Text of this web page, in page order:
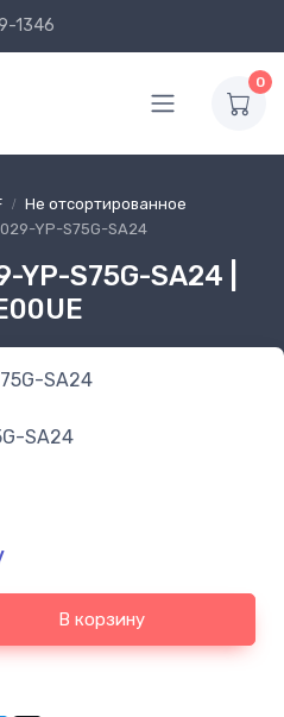
1346
0
Не отсортированное
YP-S75G-SA24
YP-S75G-SA24 |
SA24
В корзину